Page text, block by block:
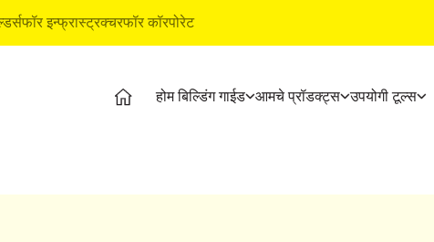
फॉर इन्फ्रास्ट्रक्चरफॉर कॉरपोरेट
होम बिल्डिंग गाईड आमचे प्रॉडक्ट्स उपयोगी टूल्स